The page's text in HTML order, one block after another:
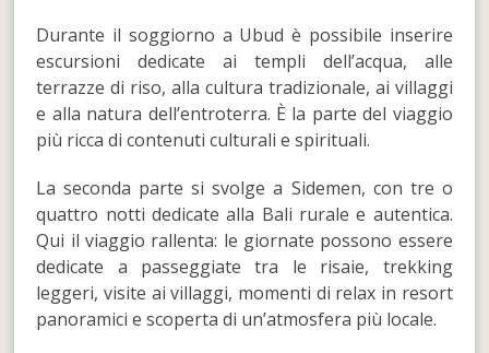
Durante il soggiorno a Ubud è possibile inserire
escursioni dedicate ai templi dell’acqua, alle
terrazze di riso, alla cultura tradizionale, ai villaggi
e alla natura dell’entroterra. È la parte del viaggio
più ricca di contenuti culturali e spirituali.
La seconda parte si svolge a Sidemen, con tre o
quattro notti dedicate alla Bali rurale e autentica.
Qui il viaggio rallenta: le giornate possono essere
dedicate a passeggiate tra le risaie, trekking
leggeri, visite ai villaggi, momenti di relax in resort
panoramici e scoperta di un’atmosfera più locale.